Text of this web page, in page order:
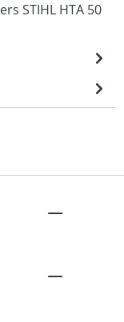
STIHL HTA 50